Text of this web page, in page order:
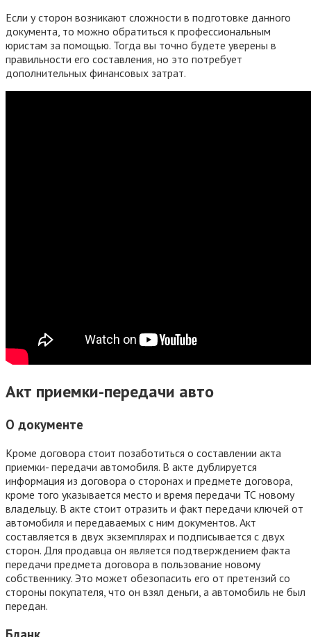
Если у сторон возникают сложности в подготовке данного
документа, то можно обратиться к профессиональным
юристам за помощью. Тогда вы точно будете уверены в
правильности его составления, но это потребует
дополнительных финансовых затрат.
Акт приемки-передачи авто
О документе
Кроме договора стоит позаботиться о составлении акта
приемки- передачи автомобиля. В акте дублируется
информация из договора о сторонах и предмете договора,
кроме того указывается место и время передачи ТС новому
владельцу. В акте стоит отразить и факт передачи ключей от
автомобиля и передаваемых с ним документов. Акт
составляется в двух экземплярах и подписывается с двух
сторон. Для продавца он является подтверждением факта
передачи предмета договора в пользование новому
собственнику. Это может обезопасить его от претензий со
стороны покупателя, что он взял деньги, а автомобиль не был
передан.